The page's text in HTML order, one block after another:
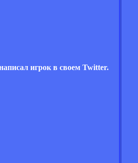
игрок в своем Twitter.